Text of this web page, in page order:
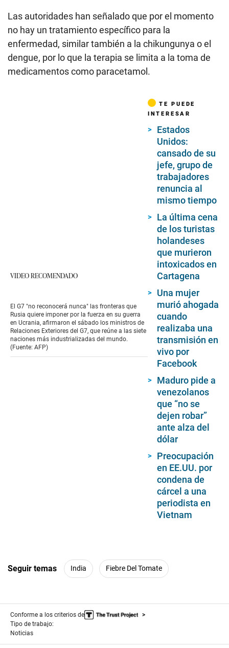
Las autoridades han señalado que por el momento
no hay un tratamiento específico para la
enfermedad, similar también a la chikungunya o el
dengue, por lo que la terapia se limita a la toma de
medicamentos como paracetamol.
VIDEO RECOMENDADO
El G7 "no reconocerá nunca" las fronteras que
Rusia quiere imponer por la fuerza en su guerra
en Ucrania, afirmaron el sábado los ministros de
Relaciones Exteriores del G7, que reúne a las siete
naciones más industrializadas del mundo.
(Fuente: AFP)
TE PUEDE
INTERESAR
Estados
Unidos:
cansado de su
jefe, grupo de
trabajadores
renuncia al
mismo tiempo
La última cena
de los turistas
holandeses
que murieron
intoxicados en
Cartagena
Una mujer
murió ahogada
cuando
realizaba una
transmisión en
vivo por
Facebook
Maduro pide a
venezolanos
que “no se
dejen robar”
ante alza del
dólar
Preocupación
en EE.UU. por
condena de
cárcel a una
periodista en
Vietnam
Seguir temas India Fiebre Del Tomate
Conforme a los criterios de
Tipo de trabajo:
Noticias